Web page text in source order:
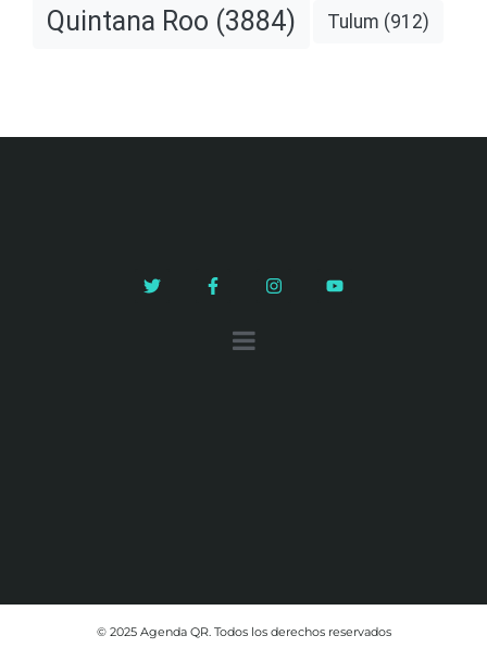
Quintana Roo (3884) Tulum (912)
© 2025 Agenda QR. Todos los derechos reservados